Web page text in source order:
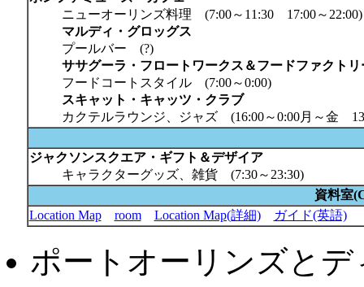
ニューオーリンズ料理 (7:00～11:30 17:00～22:00)
マルディ・グロッグス
プールバー (?)
ササグーラ・フロートワークス＆フードファクトリ
フードコートスタイル (7:00～0:00)
スキャット・キャッツ・クラブ
カクテルラウンジ、ジャズ (16:00～0:00月～金
ジャクソンスクエア・ギフト＆デザイア
キャラクターグッズ、雑貨 (7:30～23:30)
資料室
Location Map
room Location Map(詳細) ガイド(英語)
ポートオーリンズと